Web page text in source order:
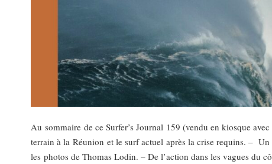
Au sommaire de ce Surfer’s Journal 159 (vendu en kiosque
terrain à la Réunion et le surf actuel après la crise requins. –
les photos de Thomas Lodin. – De l’action dans les vagues du